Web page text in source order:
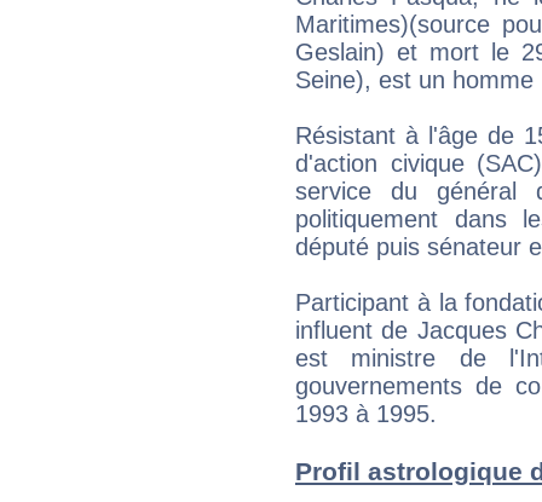
Maritimes)(source
Geslain) et mort le
Seine), est un
Résistant à l'âge de
d'action civique
service du général
politiquement dans
député puis sénateur
Participant à la
influent de Jacques
est ministre de
gouvernements de
1993 à 1995.
Profil astrologique